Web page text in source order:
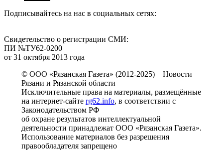
Подписывайтесь на нас в социальных сетях:
Свидетельство о регистрации СМИ:
ПИ №ТУ62-0200
от 31 октября 2013 года
© ООО «Рязанская Газета» (2012-2025) – Новости
Рязани и Рязанской области
Исключительные права на материалы, размещённые
на интернет-сайте rg62.info, в соответствии с
Законодательством РФ
об охране результатов интеллектуальной
деятельности принадлежат ООО «Рязанская Газета».
Использование материалов без разрешения
правообладателя запрещено